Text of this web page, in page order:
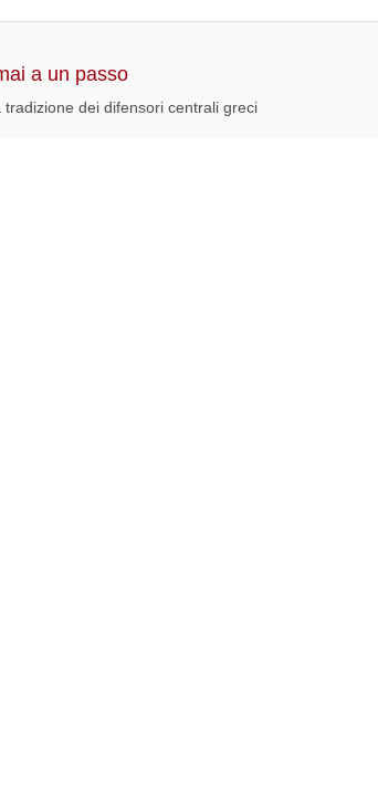
a un passo
dei difensori centrali greci